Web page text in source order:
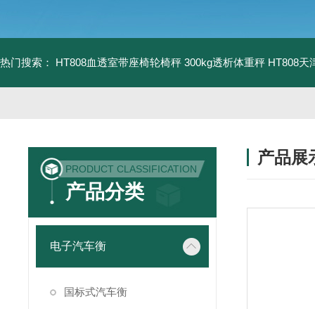
热门搜索： HT808血透室带座椅轮椅秤 300kg透析体重秤 HT808天
PRODUCT CLASSIFICATION
产品分类
电子汽车衡
国标式汽车衡
产品展